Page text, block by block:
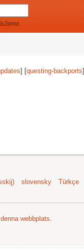
flaggor
] [questing-backports]
slovensky
Türkçe
webbplats.